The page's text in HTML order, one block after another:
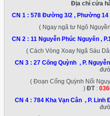
Địa chỉ cửa
CN 1 : 578 Đường 3/2 , Phường 14
( Ngay ngã tư Ngô
CN 2 : 11 Nguyễn Phúc Nguyên ,
( Cách Vòng Xoay Ngã Sáu
CN 3 : 27 Cống Quỳnh , P.
( Đoạn Cống Quỳnh Nối
) ĐT:
CN 4 : 784 Kha Vạn Cân , P. Linh